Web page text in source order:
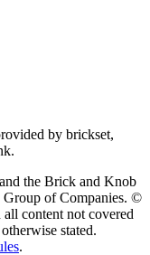
by brickset,
the Brick and Knob
Group of Companies. ©
content not covered
stated.
.